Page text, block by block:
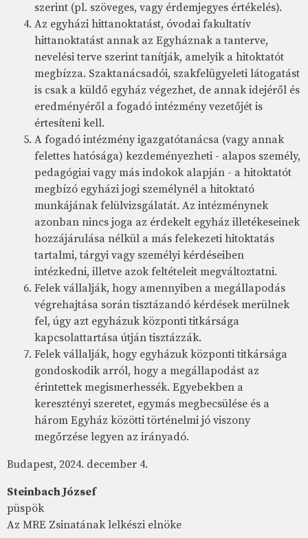
szerint (pl. szöveges, vagy érdemjegyes értékelés).
Az egyházi hittanoktatást, óvodai fakultatív
hittanoktatást annak az Egyháznak a tanterve,
nevelési terve szerint tanítják, amelyik a hitoktatót
megbízza. Szaktanácsadói, szakfelügyeleti látogatást
is csak a küldő egyház végezhet, de annak idejéről és
eredményéről a fogadó intézmény vezetőjét is
értesíteni kell.
A fogadó intézmény igazgatótanácsa (vagy annak
felettes hatósága) kezdeményezheti - alapos személy,
pedagógiai vagy más indokok alapján - a hitoktatót
megbízó egyházi jogi személynél a hitoktató
munkájának felülvizsgálatát. Az intézménynek
azonban nincs joga az érdekelt egyház illetékeseinek
hozzájárulása nélkül a más felekezeti hitoktatás
tartalmi, tárgyi vagy személyi kérdéseiben
intézkedni, illetve azok feltételeit megváltoztatni.
Felek vállalják, hogy amennyiben a megállapodás
végrehajtása során tisztázandó kérdések merülnek
fel, úgy azt egyházuk központi titkársága
kapcsolattartása útján tisztázzák.
Felek vállalják, hogy egyházuk központi titkársága
gondoskodik arról, hogy a megállapodást az
érintettek megismerhessék. Egyebekben a
keresztényi szeretet, egymás megbecsülése és a
három Egyház közötti történelmi jó viszony
megőrzése legyen az irányadó.
Budapest, 2024. december 4.
Steinbach József
püspök
Az MRE Zsinatának lelkészi elnöke